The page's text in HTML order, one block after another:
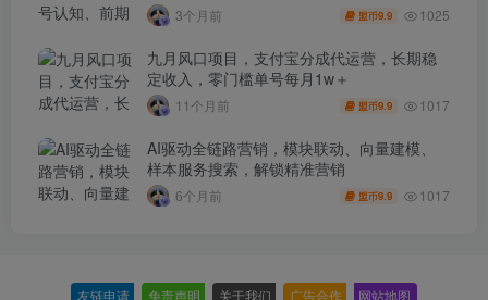
3个月前 盟币9.9 1025
九月风口项目，支付宝分成代运营，长期稳
定收入，零门槛单号每月1w＋
11个月前 盟币9.9 1017
AI驱动全链路营销，模块联动、向量建模、
样本服务搜索，解锁精准营销
6个月前 盟币9.9 1017
友链申请 免责声明 关于我们 广告合作 网站地图